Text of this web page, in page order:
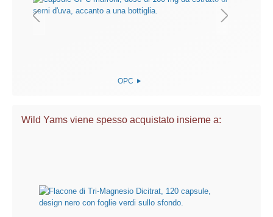
OPC
Wild Yams viene spesso acquistato insieme a: